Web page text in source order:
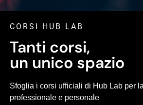
CORSI HUB LAB
Tanti corsi,
un unico spazio
Sfoglia i corsi ufficiali di Hub Lab per
professionale e personale